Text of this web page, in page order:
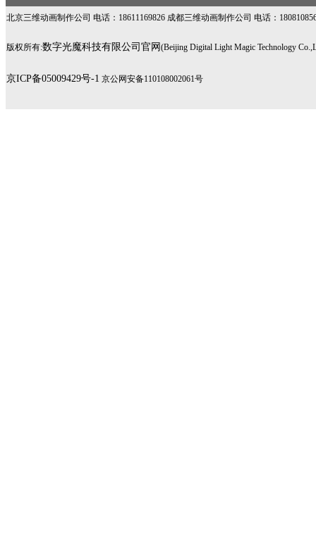
北京三维动画制作公司 电话：18611169826 成都三维动画制作公司 电话：
版权所有:数字光魔科技有限公司官网 (Beijing Digital Light Magic Technology
京ICP备05009429号-1 京公网安备110108002061号